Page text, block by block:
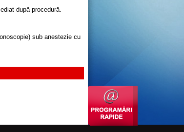
după procedură.
sub anestezie cu